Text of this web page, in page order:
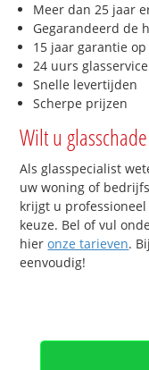
Meer dan 25 jaar
Gegarandeerd de
15 jaar garantie
24 uurs glasservice
Snelle levertijden
Scherpe prijzen
Wilt u
Als glasspecialist
uw woning of
krijgt u
keuze. Bel of vul
hieronze tarieven.
eenvoudig!